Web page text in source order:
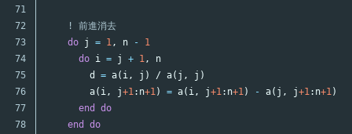
71
72
73
74
75
76
77
78
! 前進消去
do j = 1, n -
1
do i = j + 1,
n
d
= a( i, j ) / a( j , j )
a( i, j+1: n+1) = a( i, j+1: n+1) - a( j , j+1: n+1)
end
do
end
do